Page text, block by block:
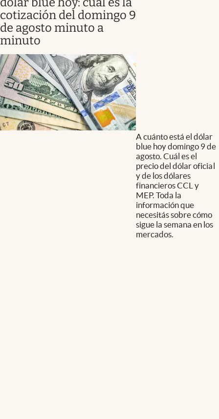
cotización del domingo 9
de agosto minuto a
minuto
A cuánto está el dólar
blue hoy domingo 9 de
agosto. Cuál es el
precio del dólar oficial
y de los dólares
financieros CCL y
MEP. Toda la
información que
necesitás sobre cómo
sigue la semana en los
mercados.